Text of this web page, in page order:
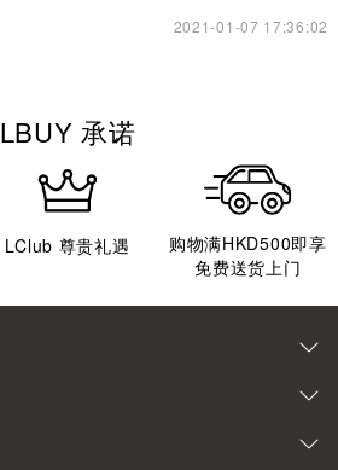
2021-01-07 17:36:02
LBUY 承诺
LClub 尊贵礼遇
购物满HKD500即享
免费送货上门